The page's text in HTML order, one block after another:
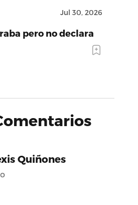
Jul 30, 2026
pero no declara
Quiñones